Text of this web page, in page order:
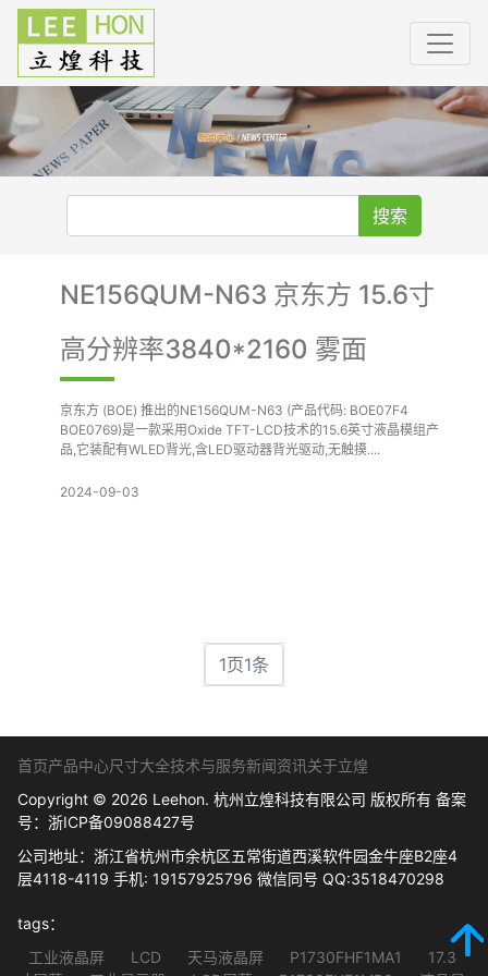
搜索
NE156QUM-N63 京东方 15.6寸
高分辨率3840*2160 雾面
京东方 (BOE) 推出的NE156QUM-N63 (产品代码: BOE07F4
BOE0769)是一款采用Oxide TFT-LCD技术的15.6英寸液晶模组产
品,它装配有WLED背光,含LED驱动器背光驱动,无触摸....
2024-09-03
1页1条
首页产品中心尺寸大全技术与服务新闻资讯关于立煌
Copyright © 2026 Leehon. 杭州立煌科技有限公司 版权所有 备案
号： 浙ICP备09088427号
公司地址：浙江省杭州市余杭区五常街道西溪软件园金牛座B2座4
层4118-4119 手机: 19157925796 微信同号 QQ:3518470298
tags：
工业液晶屏
LCD 天马液晶屏 P1730FHF1MA1
17.3